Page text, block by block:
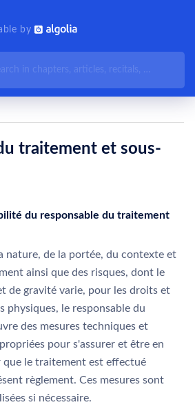
by
traitement et sous-
du responsable du traitement
nature, de la portée, du contexte et
ainsi que des risques, dont le
de gravité varie, pour les droits et
physiques, le responsable du
des mesures techniques et
pour s'assurer et être en
que le traitement est effectué
règlement. Ces mesures sont
si nécessaire.